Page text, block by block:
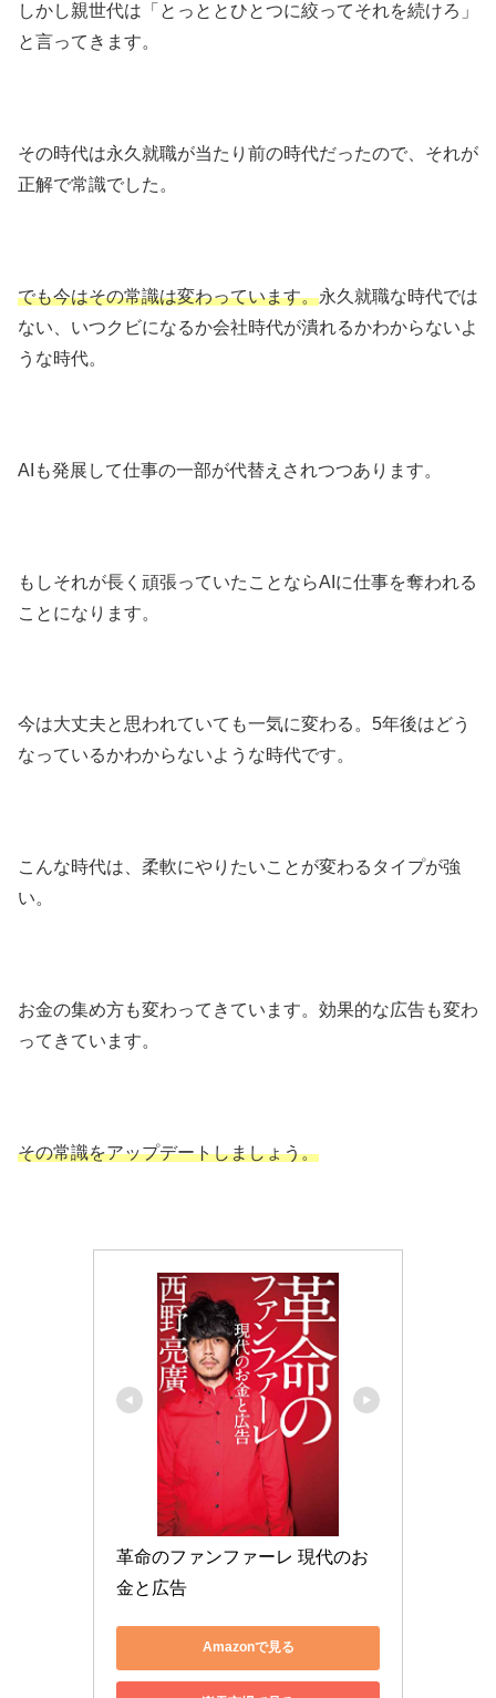
しかし親世代は「とっととひとつに絞ってそれを続けろ」
と言ってきます。
その時代は永久就職が当たり前の時代だったので、それが
正解で常識でした。
でも今はその常識は変わっています。永久就職な時代では
ない、いつクビになるか会社時代が潰れるかわからないよ
うな時代。
AIも発展して仕事の一部が代替えされつつあります。
もしそれが長く頑張っていたことならAIに仕事を奪われる
ことになります。
今は大丈夫と思われていても一気に変わる。5年後はどう
なっているかわからないような時代です。
こんな時代は、柔軟にやりたいことが変わるタイプが強
い。
お金の集め方も変わってきています。効果的な広告も変わ
ってきています。
その常識をアップデートしましょう。
革命のファンファーレ 現代のお
金と広告
Amazonで見る